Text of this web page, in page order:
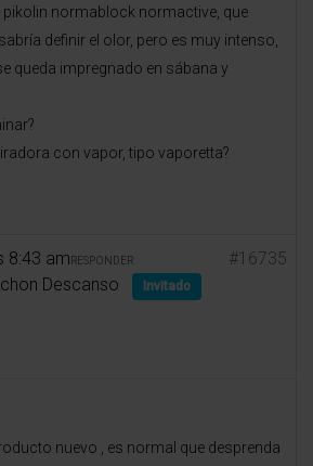
normablock normactive, que
definir el olor, pero es muy intenso,
queda impregnado en sábana y
con vapor, tipo vaporetta?
8:43 am #16735
RESPONDER
Descanso Invitado
nuevo , es normal que desprenda